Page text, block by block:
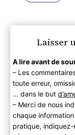
Laisser
A lire avant de
– Les
toute erreur,
… dans le but
– Merci de nous
chaque
pratique,